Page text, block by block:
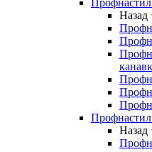
Назад
Профнастил
Назад